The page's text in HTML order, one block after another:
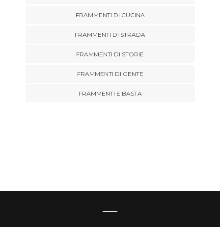
FRAMMENTI DI CUCINA
FRAMMENTI DI STRADA
FRAMMENTI DI STORIE
FRAMMENTI DI GENTE
FRAMMENTI E BASTA